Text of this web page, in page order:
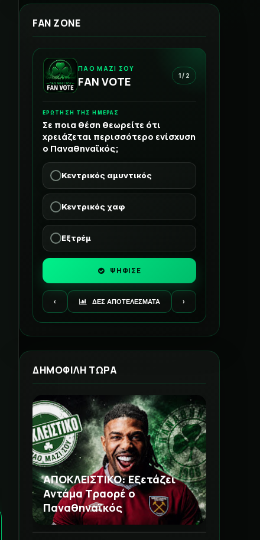
FAN ZONE
ΠΑΟ ΜΑΖΙ ΣΟΥ
FAN VOTE 1 / 2
ΕΡΩΤΗΣΗ ΤΗΣ ΗΜΕΡΑΣ
Σε ποια θέση θεωρείτε ότι
χρειάζεται περισσότερο ενίσχυση
ο Παναθηναϊκός;
Κεντρικός αμυντικός
Κεντρικός χαφ
Εξτρέμ
ΨΗΦΙΣΕ
‹ ΔΕΣ ΑΠΟΤΕΛΕΣΜΑΤΑ ›
ΔΗΜΟΦΙΛΗ ΤΩΡΑ
ΑΠΟΚΛΕΙΣΤΙΚΟ: Εξετάζει
Αντάμα Τραορέ ο
Παναθηναϊκός